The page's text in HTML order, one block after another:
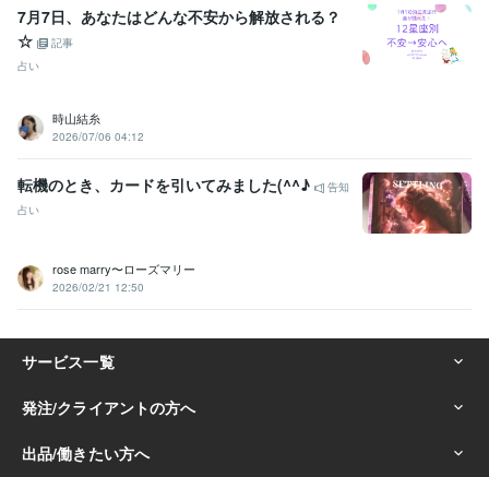
7月7日、あなたはどんな不安から解放される？
☆
記事
占い
時山結糸
2026/07/06 04:12
転機のとき、カードを引いてみました(^^♪
告知
占い
rose marry〜ローズマリー
2026/02/21 12:50